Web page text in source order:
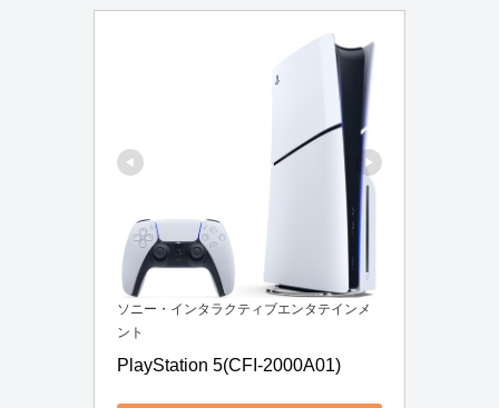
ソニー・インタラクティブエンタテインメ
ント
PlayStation 5(CFI-2000A01)